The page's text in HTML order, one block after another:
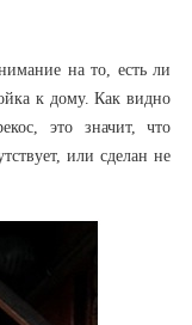
на то, есть ли
к дому. Как видно
это значит, что
или сделан не